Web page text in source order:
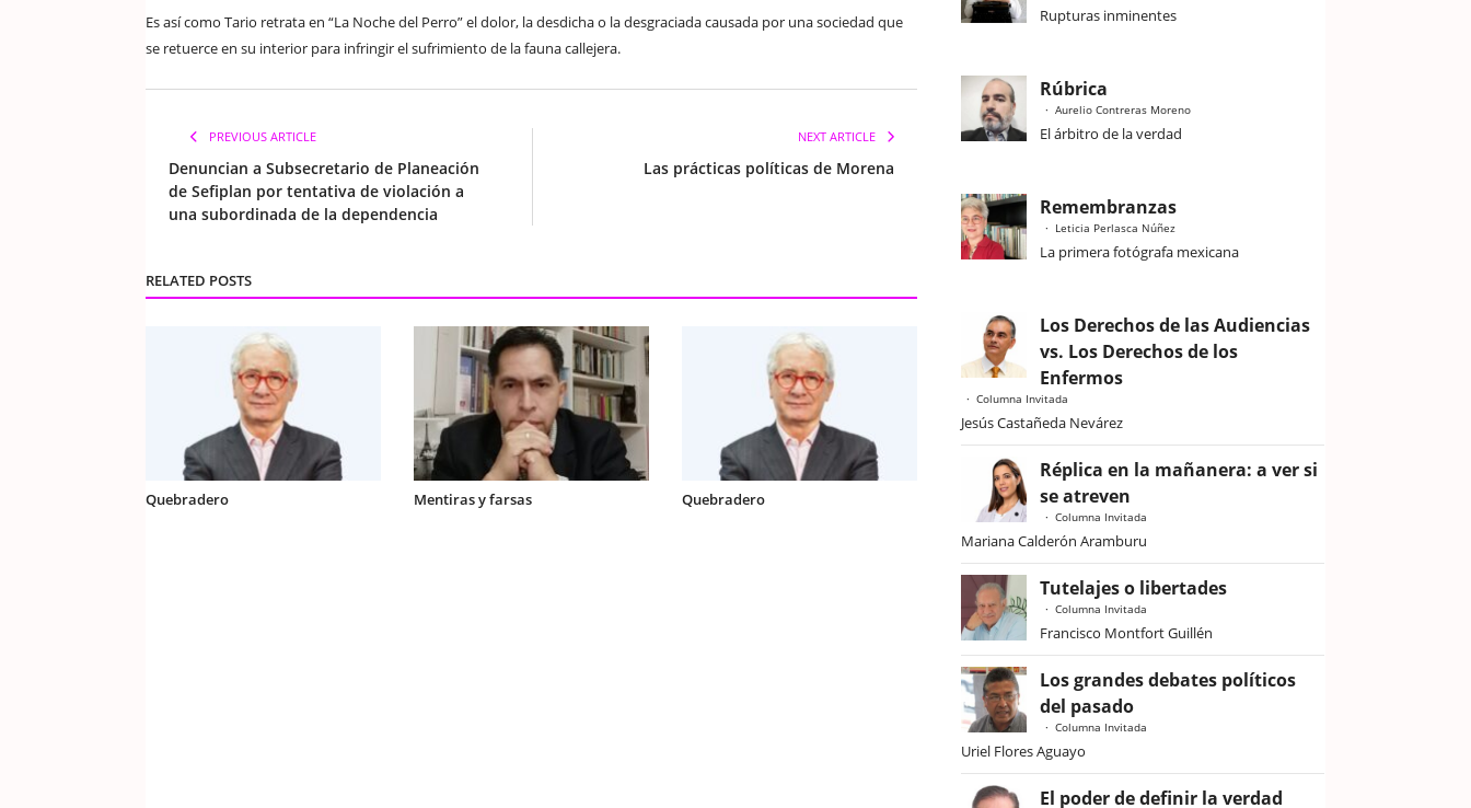
Es así como Tario retrata en “La Noche del Perro” el dolor, la desdicha o la desgraciada causada por una sociedad que
se retuerce en su interior para infringir el sufrimiento de la fauna callejera.
PREVIOUS ARTICLE
Denuncian a Subsecretario de Planeación
de Sefiplan por tentativa de violación a
una subordinada de la dependencia
NEXT ARTICLE
Las prácticas políticas de Morena
RELATED POSTS
Quebradero Mentiras y farsas Quebradero
Rupturas inminentes
Rúbrica
Aurelio Contreras Moreno
El árbitro de la verdad
Remembranzas
Leticia Perlasca Núñez
La primera fotógrafa mexicana
Los Derechos de las Audiencias
vs. Los Derechos de los
Enfermos
Columna Invitada
Jesús Castañeda Nevárez
Réplica en la mañanera: a ver si
se atreven
Columna Invitada
Mariana Calderón Aramburu
Tutelajes o libertades
Columna Invitada
Francisco Montfort Guillén
Los grandes debates políticos
del pasado
Columna Invitada
Uriel Flores Aguayo
El poder de definir la verdad